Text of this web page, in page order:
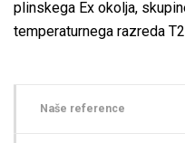
plinskega Ex okolja,
temperaturnega razreda
Naše reference